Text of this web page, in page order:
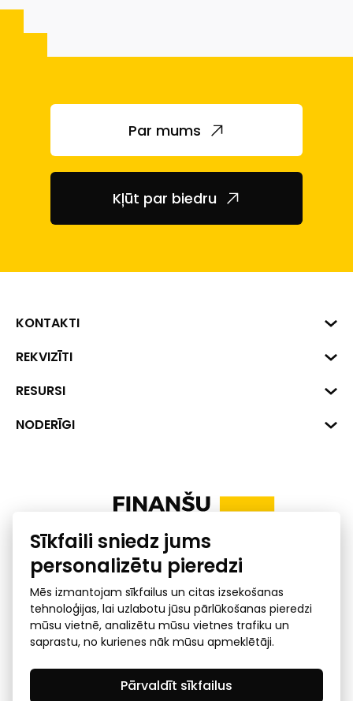
Par mums
Kļūt par biedru
KONTAKTI
Biznesa centrs "VERDE" Roberta
1045
+371 287 18175
REKVIZĪTI
Reģ. Nr. 40008002175
Banka: SEB Banka
RESURSI
Dati
Uzņēmumu kredītspējas kalkulators
NODERĪGI
Ombuds
pieprasījums
Sīkfaili sniedz jums
personalizētu pieredzi
Mēs izmantojam sīkfailus un citas izsekošanas
tehnoloģijas, lai uzlabotu jūsu pārlūkošanas pieredzi
mūsu vietnē, analizētu mūsu vietnes trafiku un
saprastu, no kurienes nāk mūsu apmeklētāji.
Pārvaldīt sīkfailus